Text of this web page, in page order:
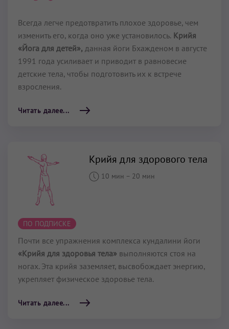
Всегда легче предотвратить плохое здоровье, чем
изменить его, когда оно уже установилось. Крийя
«Йога для детей», данная йоги Бхажденом в августе
1991 года усиливает и приводит в равновесие
детские тела, чтобы подготовить их к встрече
взросления.
Читать далее...
Крийя для здорового тела
10 мин – 20 мин
ПО ПОДПИСКЕ
Почти все упражнения комплекса кундалини йоги
«Крийя для здоровья тела» выполняются стоя на
ногах. Эта крийя заземляет, высвобождает энергию,
укрепляет физическое здоровье тела.
Читать далее...